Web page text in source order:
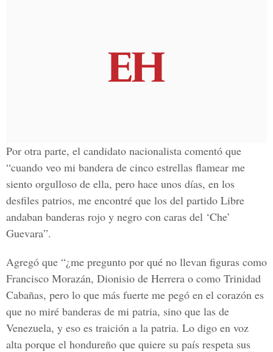
Por otra parte, el candidato nacionalista comentó que
“cuando veo mi bandera de cinco estrellas flamear me
siento orgulloso de ella, pero hace unos días, en los
desfiles patrios, me encontré que los del partido Libre
andaban banderas rojo y negro con caras del ‘Che’
Guevara”.
Agregó que “¿me pregunto por qué no llevan figuras como
Francisco Morazán, Dionisio de Herrera o como Trinidad
Cabañas, pero lo que más fuerte me pegó en el corazón es
que no miré banderas de mi patria, sino que las de
Venezuela, y eso es traición a la patria. Lo digo en voz
alta porque el hondureño que quiere su país respeta sus